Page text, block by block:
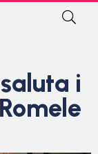
i